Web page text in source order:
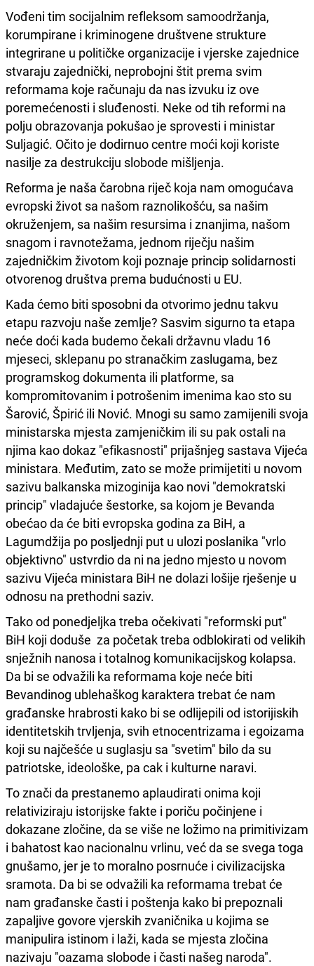
Vođeni tim socijalnim refleksom samoodržanja,
korumpirane i kriminogene društvene strukture
integrirane u političke organizacije i vjerske zajednice
stvaraju zajednički, neprobojni štit prema svim
reformama koje računaju da nas izvuku iz ove
poremećenosti i sluđenosti. Neke od tih reformi na
polju obrazovanja pokušao je sprovesti i ministar
Suljagić. Očito je dodirnuo centre moći koji koriste
nasilje za destrukciju slobode mišljenja.
Reforma je naša čarobna riječ koja nam omogućava
evropski život sa našom raznolikošću, sa našim
okruženjem, sa našim resursima i znanjima, našom
snagom i ravnotežama, jednom riječju našim
zajedničkim životom koji poznaje princip solidarnosti
otvorenog društva prema budućnosti u EU.
Kada ćemo biti sposobni da otvorimo jednu takvu
etapu razvoju naše zemlje? Sasvim sigurno ta etapa
neće doći kada budemo čekali državnu vladu 16
mjeseci, sklepanu po stranačkim zaslugama, bez
programskog dokumenta ili platforme, sa
kompromitovanim i potrošenim imenima kao sto su
Šarović, Špirić ili Nović. Mnogi su samo zamijenili svoja
ministarska mjesta zamjeničkim ili su pak ostali na
njima kao dokaz "efikasnosti" prijašnjeg sastava Vijeća
ministara. Međutim, zato se može primijetiti u novom
sazivu balkanska mizoginija kao novi "demokratski
princip" vladajuće šestorke, sa kojom je Bevanda
obećao da će biti evropska godina za BiH, a
Lagumdžija po posljednji put u ulozi poslanika "vrlo
objektivno" ustvrdio da ni na jedno mjesto u novom
sazivu Vijeća ministara BiH ne dolazi lošije rješenje u
odnosu na prethodni saziv.
Tako od ponedjeljka treba očekivati "reformski put"
BiH koji doduše za početak treba odblokirati od velikih
snježnih nanosa i totalnog komunikacijskog kolapsa.
Da bi se odvažili ka reformama koje neće biti
Bevandinog ublehaškog karaktera trebat će nam
građanske hrabrosti kako bi se odlijepili od istorijiskih
identitetskih trvljenja, svih etnocentrizama i egoizama
koji su najčešće u suglasju sa "svetim" bilo da su
patriotske, ideološke, pa cak i kulturne naravi.
To znači da prestanemo aplaudirati onima koji
relativiziraju istorijske fakte i poriču počinjene i
dokazane zločine, da se više ne ložimo na primitivizam
i bahatost kao nacionalnu vrlinu, već da se svega toga
gnušamo, jer je to moralno posrnuće i civilizacijska
sramota. Da bi se odvažili ka reformama trebat će
nam građanske časti i poštenja kako bi prepoznali
zapaljive govore vjerskih zvaničnika u kojima se
manipulira istinom i laži, kada se mjesta zločina
nazivaju "oazama slobode i časti našeg naroda".